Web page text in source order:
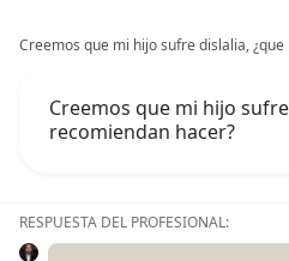
Creemos que mi hijo sufre dislalia,
Creemos que mi hijo
recomiendan hacer?
RESPUESTA DEL PROFESIONAL: